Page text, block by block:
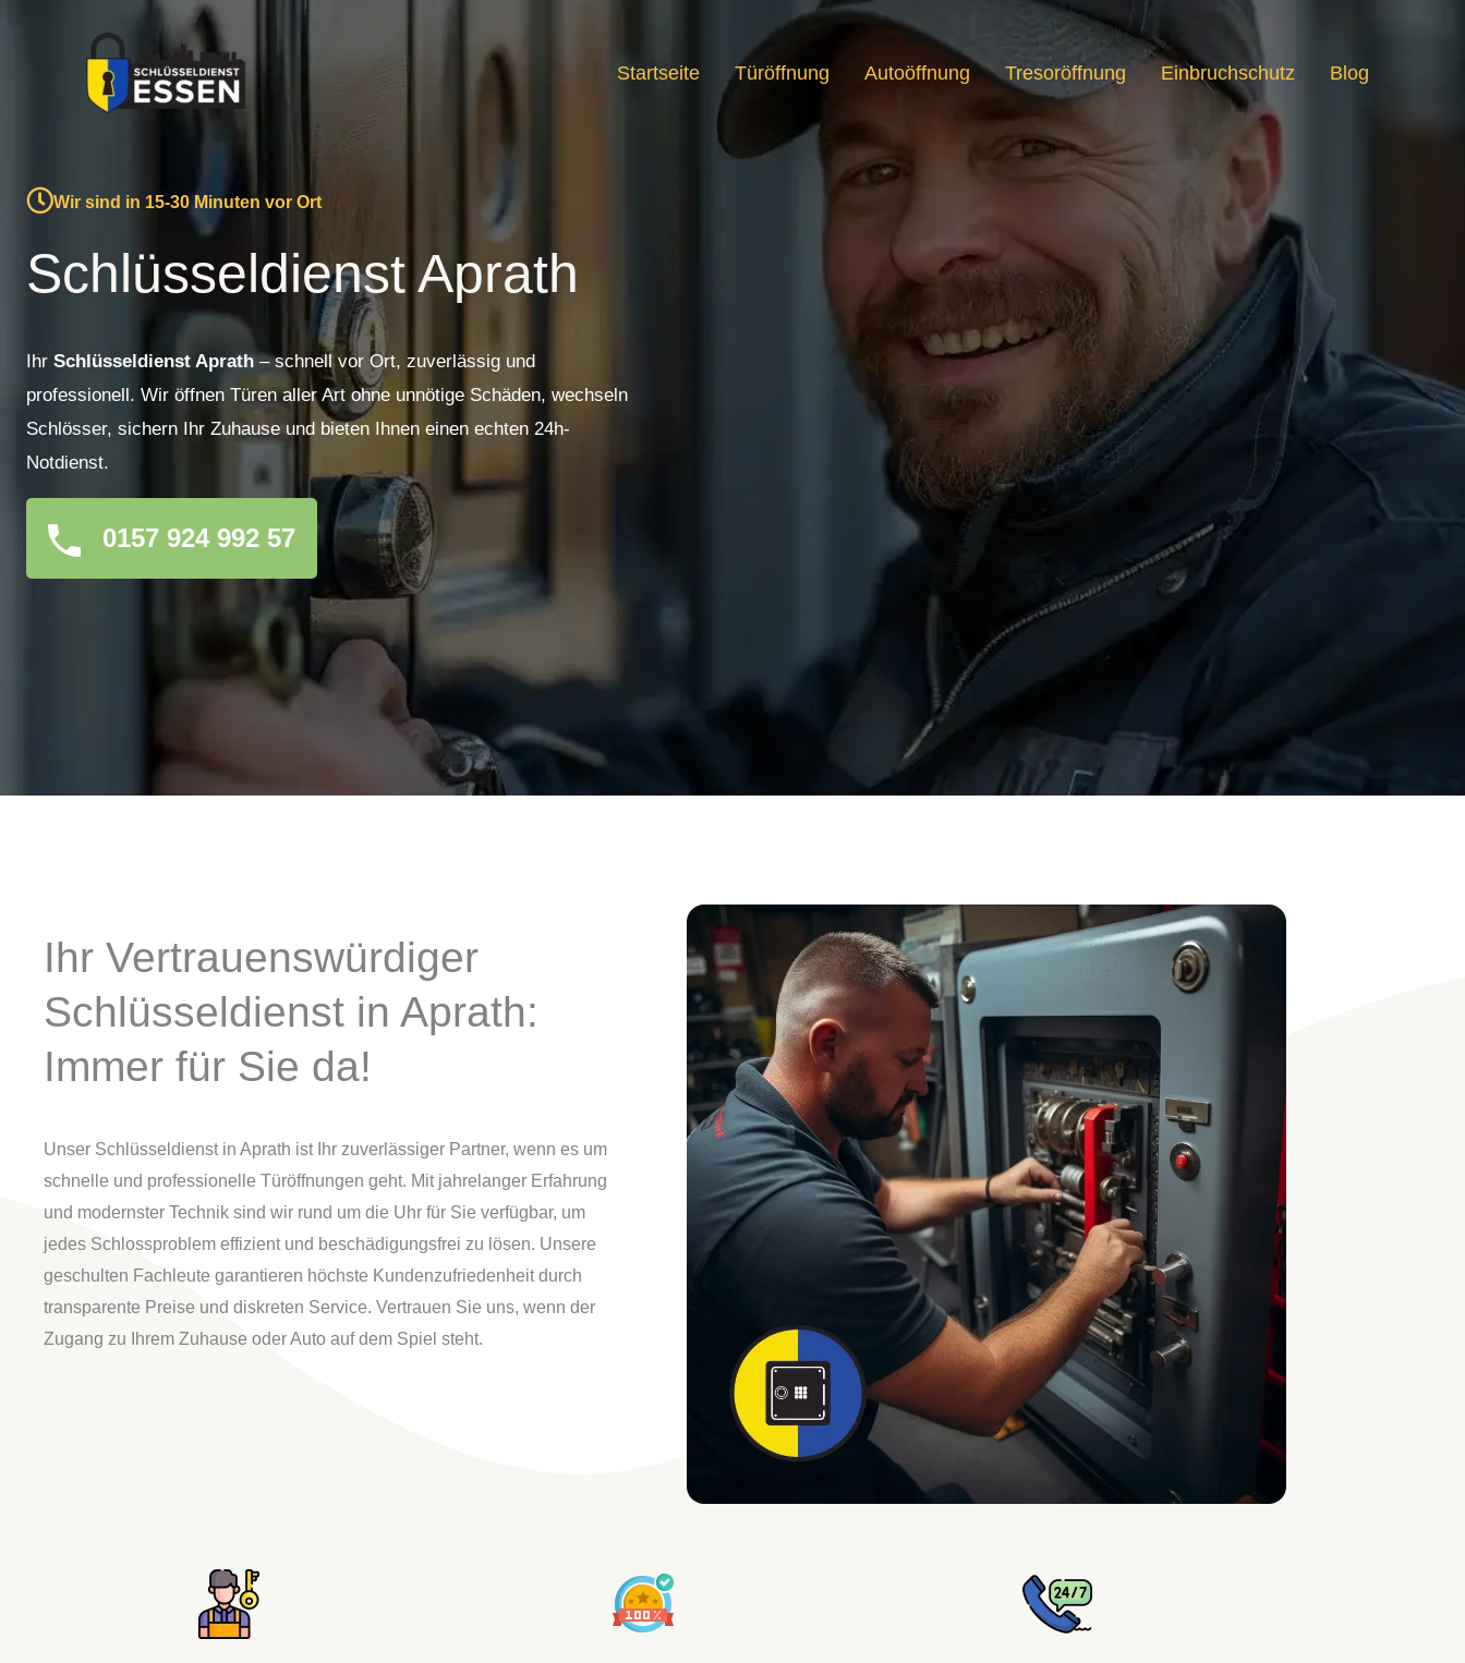
Startseite Türöffnung Autoöffnung Tresoröffnung Einbruchschutz Blog
Wir sind in 15-30 Minuten vor Ort
Schlüsseldienst Aprath
Ihr Schlüsseldienst Aprath – schnell vor Ort, zuverlässig und
professionell. Wir öffnen Türen aller Art ohne unnötige Schäden, wechseln
Schlösser, sichern Ihr Zuhause und bieten Ihnen einen echten 24h-
Notdienst.
0157 924 992 57
Ihr Vertrauenswürdiger
Schlüsseldienst in Aprath:
Immer für Sie da!
Unser Schlüsseldienst in Aprath ist Ihr zuverlässiger Partner, wenn es um
schnelle und professionelle Türöffnungen geht. Mit jahrelanger Erfahrung
und modernster Technik sind wir rund um die Uhr für Sie verfügbar, um
jedes Schlossproblem effizient und beschädigungsfrei zu lösen. Unsere
geschulten Fachleute garantieren höchste Kundenzufriedenheit durch
transparente Preise und diskreten Service. Vertrauen Sie uns, wenn der
Zugang zu Ihrem Zuhause oder Auto auf dem Spiel steht.